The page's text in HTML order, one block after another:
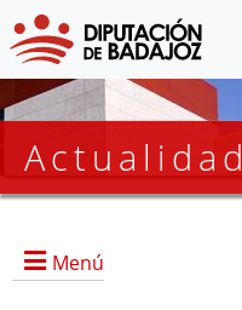
Actualidad
Menú